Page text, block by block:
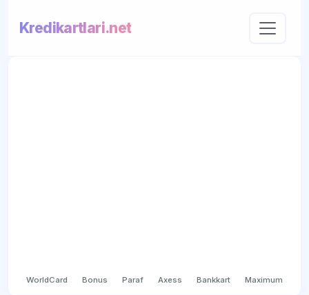
Kredikartlari.net
WorldCard Bonus Paraf Axess Bankkart Maximum